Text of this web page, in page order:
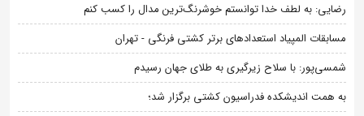
رضایی: به لطف خدا توانستم خوشرنگ‌ترین مدال را کسب کنم
مسابقات المپیاد استعدادهای برتر کشتی فرنگی - تهران
شمسی‌پور: با سلاح زیرگیری به طلای جهان رسیدم
به همت اندیشکده فدراسیون کشتی برگزار شد؛